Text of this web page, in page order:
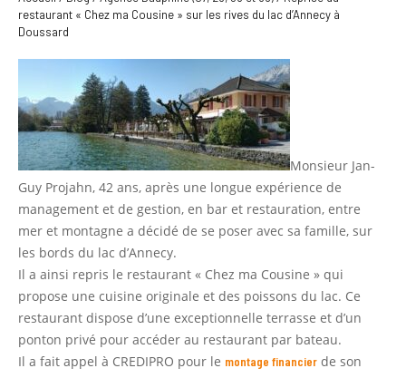
restaurant « Chez ma Cousine » sur les rives du lac d’Annecy à
Doussard
Monsieur Jan-
Guy Projahn, 42 ans, après une longue expérience de
management et de gestion, en bar et restauration, entre
mer et montagne a décidé de se poser avec sa famille, sur
les bords du lac d’Annecy.
Il a ainsi repris le restaurant « Chez ma Cousine » qui
propose une cuisine originale et des poissons du lac. Ce
restaurant dispose d’une exceptionnelle terrasse et d’un
ponton privé pour accéder au restaurant par bateau.
Il a fait appel à CREDIPRO pour le montage financier de son